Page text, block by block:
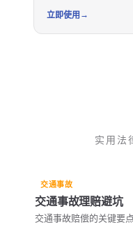
立即使用 →
实用法
交通事故
交通事故理赔避坑
交通事故赔偿的关键要